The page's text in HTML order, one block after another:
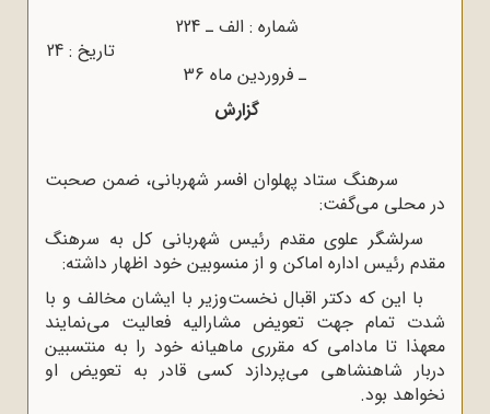
شماره : الف ـ 224
تاریخ : 24
ـ فروردین ماه 36
گزارش
سرهنگ ستاد پهلوان افسر شهربانى، ضمن صحبت
در محلى مى‌گفت:
سرلشگر علوى مقدم رئیس شهربانى کل به سرهنگ
مقدم رئیس اداره اماکن و از منسوبین خود اظهار داشته:
با این که دکتر اقبال نخست‌وزیر با ایشان مخالف و با
شدت تمام جهت تعویض مشارالیه فعالیت مى‌نمایند
معهذا تا مادامى که مقررى ماهیانه خود را به منتسبین
دربار شاهنشاهى مى‌پردازد کسى قادر به تعویض او
نخواهد بود.